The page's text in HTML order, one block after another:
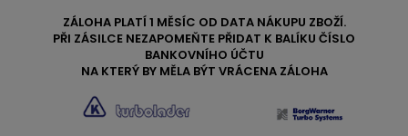
ZÁLOHA PLATÍ 1 MĚSÍC OD DATA NÁKUPU ZBOŽÍ.
PŘI ZÁSILCE NEZAPOMEŇTE PŘIDAT K BALÍKU ČÍSLO
BANKOVNÍHO ÚČTU
NA KTERÝ BY MĚLA BÝT VRÁCENA ZÁLOHA